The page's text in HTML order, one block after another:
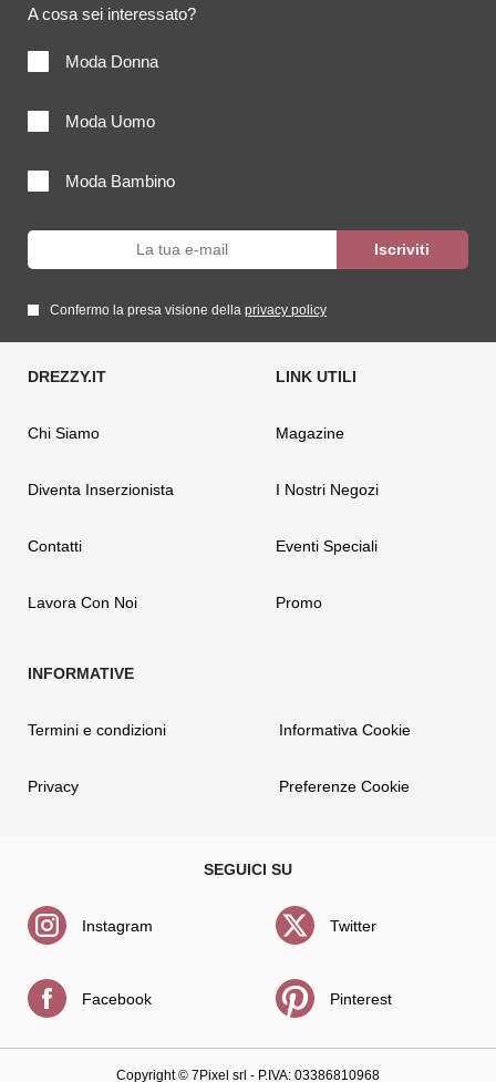
A cosa sei interessato?
Moda Donna
Moda Uomo
Moda Bambino
Confermo la presa visione della privacy policy
Chi Siamo
Diventa Inserzionista
Contatti
Lavora Con Noi
Magazine
I Nostri Negozi
Eventi Speciali
Promo
Termini e condizioni
Privacy
Informativa Cookie
Preferenze Cookie
Instagram
Facebook
Twitter
Pinterest
Copyright © 7Pixel srl - P.IVA: 03386810968